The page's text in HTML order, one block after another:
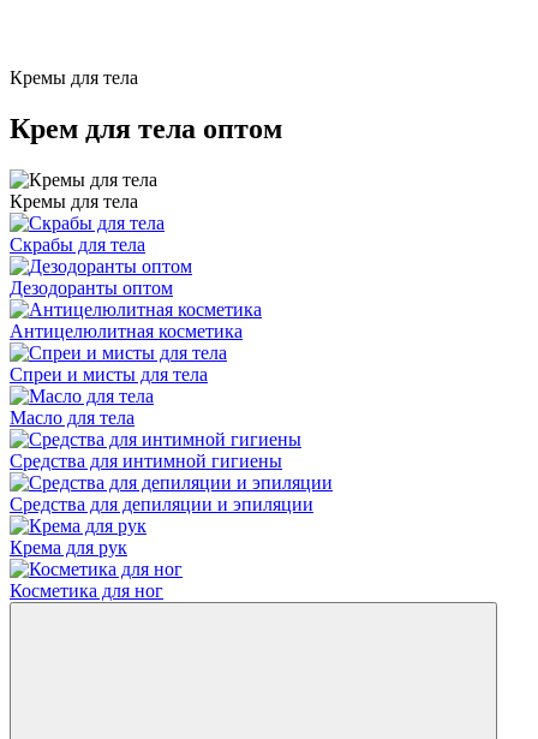
Кремы для тела
Крем для тела оптом
Кремы для тела
Скрабы для тела
Дезодоранты оптом
Антицелюлитная косметика
Спреи и мисты для тела
Масло для тела
Средства для интимной гигиены
Средства для депиляции и эпиляции
Крема для рук
Косметика для ног